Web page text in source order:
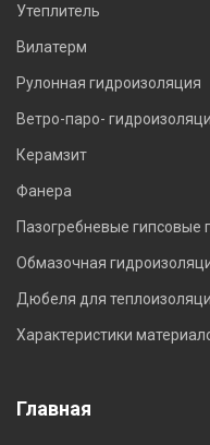
Утеплитель
Вилатерм
Рулонная гидроизоляция
Ветро-паро-
Керамзит
Фанера
Пазогребневые
Обмазочная
Дюбеля для
Характеристики
Главная